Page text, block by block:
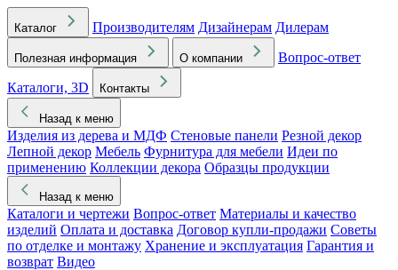
Каталог Производителям Дизайнерам Дилерам
Полезная информация О компании
Вопрос-ответ
Каталоги, 3D
Контакты
Назад к меню
Изделия из дерева и МДФ Стеновые панели Резной декор
Лепной декор Мебель Фурнитура для мебели Идеи по
применению Коллекции декора Образцы продукции
Назад к меню
Каталоги и чертежи Вопрос-ответ Материалы и качество
изделий Оплата и доставка Договор купли-продажи Советы
по отделке и монтажу Хранение и эксплуатация Гарантия и
возврат Видео